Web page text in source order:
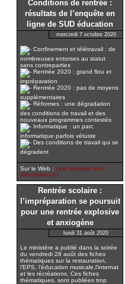
Conditions de rentrée :
résultats de l’enquête en
ligne de SUD éducation
mercredi 7 octobre 2020
Confinement et télétravail : de
nombreuses entorses au statut
sans contreparties
Rentrée 2020 : grand flou et
impréparation
Rentrée 2020 : pas de moyens
supplémentaires
Réformes : une dégradation
des conditions de travail et des
nouveaux programmes contestés
Informatique : un parc
informatique parfois vétuste
Des conditions de travail qui se
dégradent
Sur le Web : Les résultats sont
disponibles ici
Rentrée scolaire :
l’impréparation se poursuit
pour une rentrée explosive
et anxiogène
lundi 31 août 2020
Le ministère a publié dans la soirée
du vendredi 28 août des fiches
thématiques sur la restauration,
l’EPS, l’éducation musicale,l’internat
et les récréations. Ces fiches
thématiques, sont publiées trop